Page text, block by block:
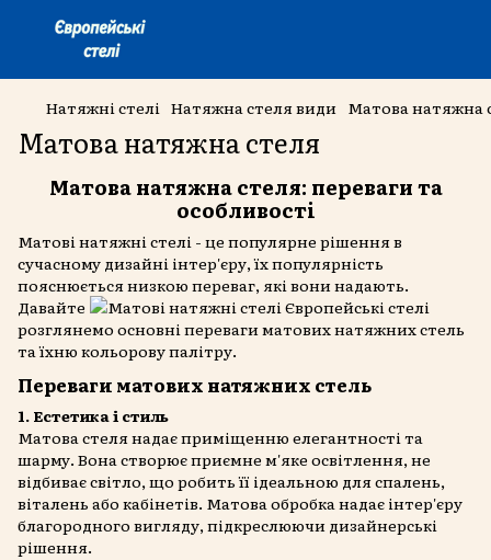
Натяжні стелі Натяжна стеля види Матова натяжна
Матова натяжна стеля
Матова натяжна стеля: переваги та
особливості
Матові натяжні стелі - це популярне рішення в
сучасному дизайні інтер'єру, їх популярність
пояснюєтьсянизкою переваг, які вони надають.
Давайте
розглянемо основні переваги матових натяжних стель
та їхню кольорову палітру.
Переваги матових натяжних стель
1. Естетика і стиль
Матова стеля надає приміщенню елегантності та
шарму. Вона створює приємне м'яке освітлення, не
відбиває світло, що робить її ідеальною для спалень,
віталень або кабінетів. Матова обробка надає інтер'єру
благородного вигляду, підкреслюючи дизайнерські
рішення.